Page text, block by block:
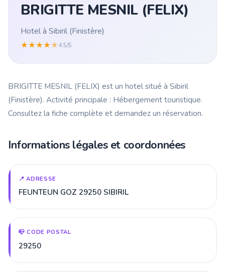
BRIGITTE MESNIL (FELIX)
Hotel à Sibiril (Finistère)
★★★★★4.5/5
BRIGITTE MESNIL (FELIX) est un hotel situé à Sibiril
(Finistère). Activité principale : Hébergement touristique.
Consultez la fiche complète et demandez un réservation.
Informations légales et coordonnées
📍 ADRESSE
FEUNTEUN GOZ 29250 SIBIRIL
📪 CODE POSTAL
29250